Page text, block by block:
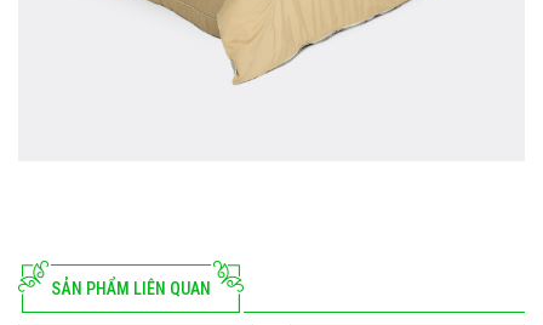
SẢN PHẨM LIÊN QUAN